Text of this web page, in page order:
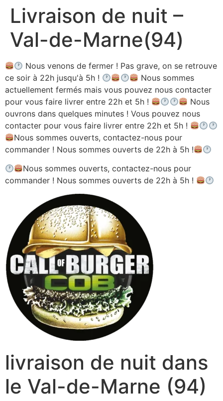
Aller
contenu
Livraison de nuit –
Val-de-Marne(94)
Nous venons de fermer ! Pas grave, on se retrouve
ce soir à 22h jusqu'à 5h !
Nous sommes
actuellement fermés mais vous pouvez nous contacter
pour vous faire livrer entre 22h et 5h !
Nous
ouvrons dans quelques minutes ! Vous pouvez nous
contacter pour vous faire livrer entre 22h et 5h !
Nous sommes ouverts, contactez-nous pour
commander ! Nous sommes ouverts de 22h à 5h !
Nous sommes ouverts, contactez-nous pour
commander ! Nous sommes ouverts de 22h à 5h !
livraison de nuit dans
le Val-de-Marne (94)